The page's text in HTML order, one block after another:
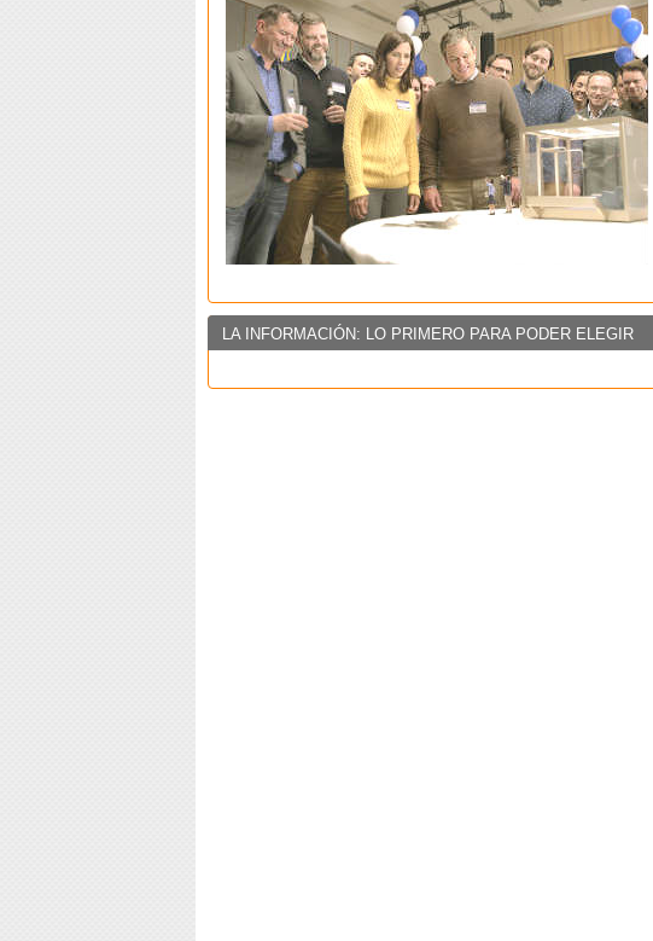
LA INFORMACIÓN: LO PRIMERO PARA PODER ELEGIR